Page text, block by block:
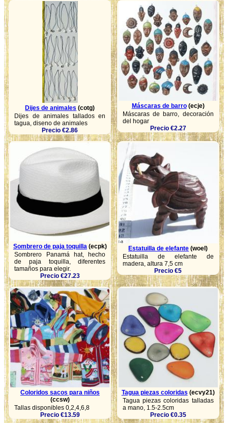
Dijes de animales (cotg)
Dijes de animales tallados en
tagua, diseno de animales
Precio €2.86
Máscaras de barro(ecje)
Máscaras de barro, decoración
del hogar
Precio €2.27
Sombrero de paja toquilla(ecpk)
Sombrero Panamá hat, hecho
de paja toquilla, diferentes
tamaños para elegir.
Precio €27.23
Estatuilla de elefante (woel)
Estatuilla de elefante de
madera, altura 7,5 cm
Precio €5
Coloridos sacos para niños
(ccsw)
Tallas disponibles 0,2,4,6,8
Precio €13.59
Tagua piezas coloridas (ecvy21)
Tagua piezas coloridas talladas
a mano, 1.5-2.5cm
Precio €0.35